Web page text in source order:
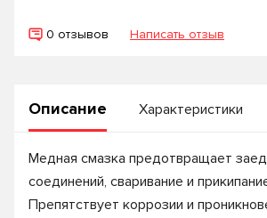
0 отзывов Написать отзыв
Описание Характеристики
Медная смазка предотвращает
соединений, сваривание и
Препятствует коррозии и